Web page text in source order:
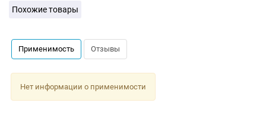
Похожие товары
Применимость Отзывы
Нет информации о применимости